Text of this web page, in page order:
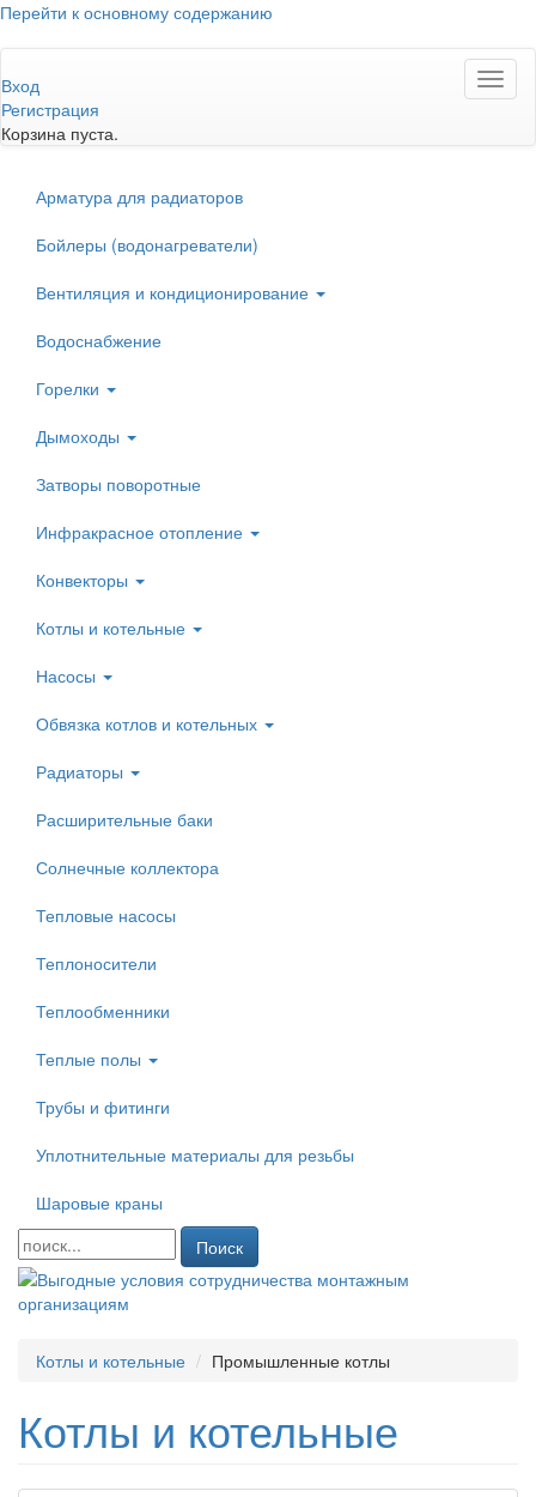
Перейти к основному содержанию
Вход
Регистрация
Корзина пуста.
Арматура для радиаторов
Бойлеры (водонагреватели)
Вентиляция и кондиционирование
Водоснабжение
Горелки
Дымоходы
Затворы поворотные
Инфракрасное отопление
Конвекторы
Котлы и котельные
Насосы
Обвязка котлов и котельных
Радиаторы
Расширительные баки
Солнечные коллектора
Тепловые насосы
Теплоносители
Теплообменники
Теплые полы
Трубы и фитинги
Уплотнительные материалы для резьбы
Шаровые краны
Поиск
Котлы и котельные Промышленные котлы
Котлы и котельные